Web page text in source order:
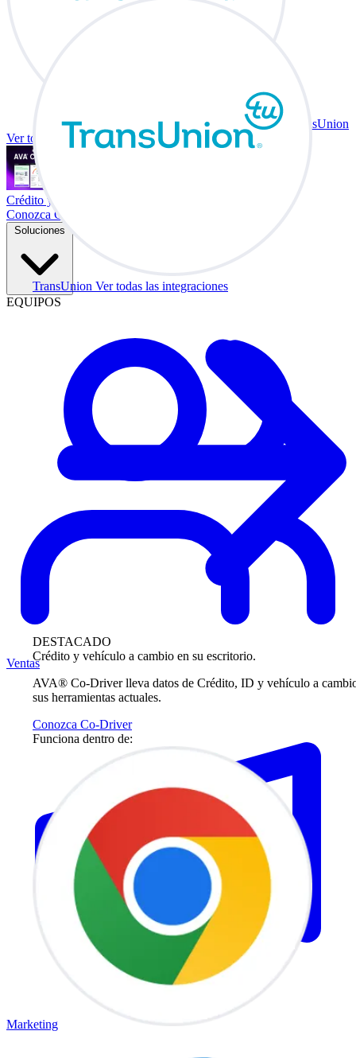
TransUnion Ver todas las integraciones
DESTACADO
Crédito y vehículo a cambio en su escritorio.
AVA® Co-Driver lleva datos de Crédito, ID y vehículo a
sus herramientas actuales.
Conozca Co-Driver
Funciona dentro de:
TransUnion
Ver todas las integraciones
Crédito y vehículo a cambio en su escritorio.
Conozca Co-Driver
Soluciones
EQUIPOS
Ventas
Marketing